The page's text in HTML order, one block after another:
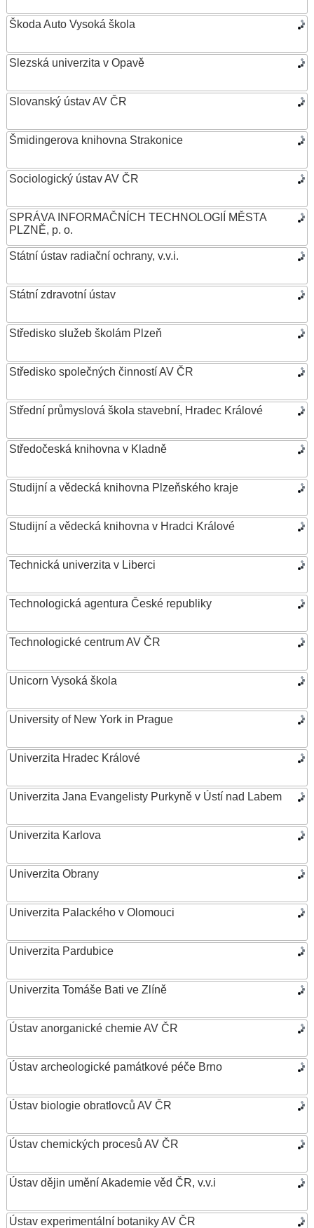
Škoda Auto Vysoká škola
Slezská univerzita v Opavě
Slovanský ústav AV ČR
Šmidingerova knihovna Strakonice
Sociologický ústav AV ČR
SPRÁVA INFORMAČNÍCH TECHNOLOGIÍ MĚSTA
PLZNĚ, p. o.
Státní ústav radiační ochrany, v.v.i.
Státní zdravotní ústav
Středisko služeb školám Plzeň
Středisko společných činností AV ČR
Střední průmyslová škola stavební, Hradec Králové
Středočeská knihovna v Kladně
Studijní a vědecká knihovna Plzeňského kraje
Studijní a vědecká knihovna v Hradci Králové
Technická univerzita v Liberci
Technologická agentura České republiky
Technologické centrum AV ČR
Unicorn Vysoká škola
University of New York in Prague
Univerzita Hradec Králové
Univerzita Jana Evangelisty Purkyně v Ústí nad Labem
Univerzita Karlova
Univerzita Obrany
Univerzita Palackého v Olomouci
Univerzita Pardubice
Univerzita Tomáše Bati ve Zlíně
Ústav anorganické chemie AV ČR
Ústav archeologické památkové péče Brno
Ústav biologie obratlovců AV ČR
Ústav chemických procesů AV ČR
Ústav dějin umění Akademie věd ČR, v.v.i
Ústav experimentální botaniky AV ČR